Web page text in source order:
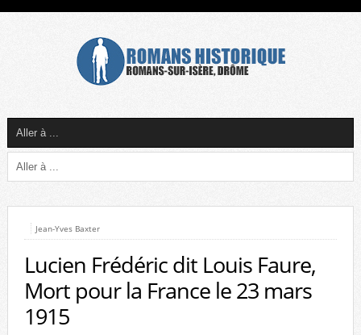
Jean-Yves Baxter
Lucien Frédéric dit Louis Faure,
Mort pour la France le 23 mars
1915